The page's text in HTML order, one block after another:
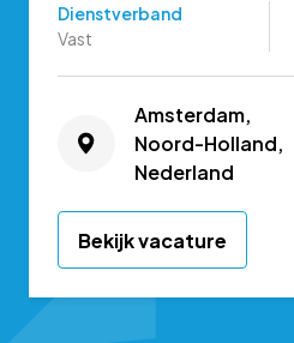
woningcorporaties.
Dienstverband
Vast
Amsterdam,
Noord-Holland,
Nederland
Bekijk vacature